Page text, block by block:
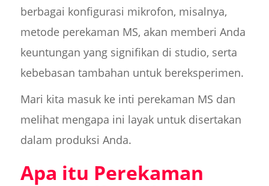
berbagai konfigurasi mikrofon, misalnya,
metode perekaman MS, akan memberi Anda
keuntungan yang signifikan di studio, serta
kebebasan tambahan untuk bereksperimen.
Mari kita masuk ke inti perekaman MS dan
melihat mengapa ini layak untuk disertakan
dalam produksi Anda.
Apa itu Perekaman